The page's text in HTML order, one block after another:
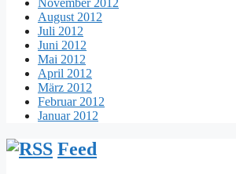
August 2012
Juli 2012
Juni 2012
Mai 2012
April 2012
März 2012
Februar 2012
Januar 2012
Feed